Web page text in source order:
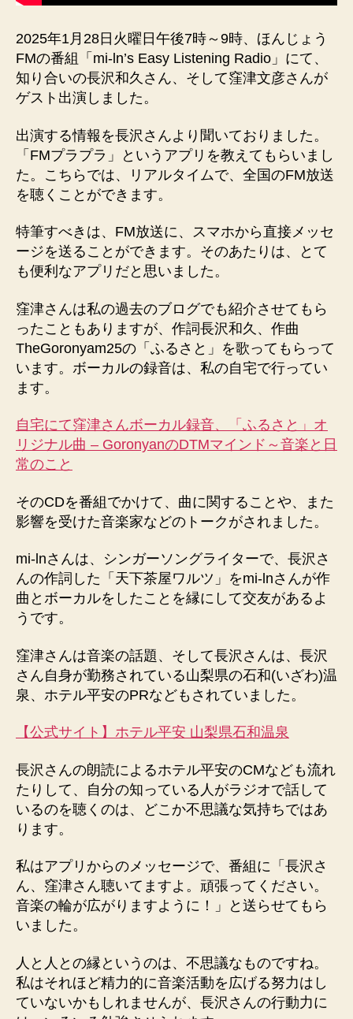
長
沢
さ
ん
ゲ
ト
出
「ふ
る
と」
へ
の
2025年1月28日火曜日午後7時～9時、ほんじょう
FMの番組「mi-ln’s Easy Listening Radio」にて、
知り合いの長沢和久さん、そして窪津文彦さんが
ゲスト出演しました。
出演する情報を長沢さんより聞いておりました。
「FMプラプラ」というアプリを教えてもらいまし
た。こちらでは、リアルタイムで、全国のFM放送
を聴くことができます。
特筆すべきは、FM放送に、スマホから直接メッセ
ージを送ることができます。そのあたりは、とて
も便利なアプリだと思いました。
窪津さんは私の過去のブログでも紹介させてもら
ったこともありますが、作詞長沢和久、作曲
TheGoronyam25の「ふるさと」を歌ってもらって
います。ボーカルの録音は、私の自宅で行ってい
ます。
自宅にて窪津さんボーカル録音、「ふるさと」オ
リジナル曲 – GoronyanのDTMマインド～音楽と日
常のこと
そのCDを番組でかけて、曲に関することや、また
影響を受けた音楽家などのトークがされました。
mi-lnさんは、シンガーソングライターで、長沢さ
んの作詞した「天下茶屋ワルツ」をmi-lnさんが作
曲とボーカルをしたことを縁にして交友があるよ
うです。
窪津さんは音楽の話題、そして長沢さんは、長沢
さん自身が勤務されている山梨県の石和(いざわ)温
泉、ホテル平安のPRなどもされていました。
【公式サイト】ホテル平安 山梨県石和温泉
長沢さんの朗読によるホテル平安のCMなども流れ
たりして、自分の知っている人がラジオで話して
いるのを聴くのは、どこか不思議な気持ちではあ
ります。
私はアプリからのメッセージで、番組に「長沢さ
ん、窪津さん聴いてますよ。頑張ってください。
音楽の輪が広がりますように！」と送らせてもら
いました。
人と人との縁というのは、不思議なものですね。
私はそれほど精力的に音楽活動を広げる努力はし
ていないかもしれませんが、長沢さんの行動力に